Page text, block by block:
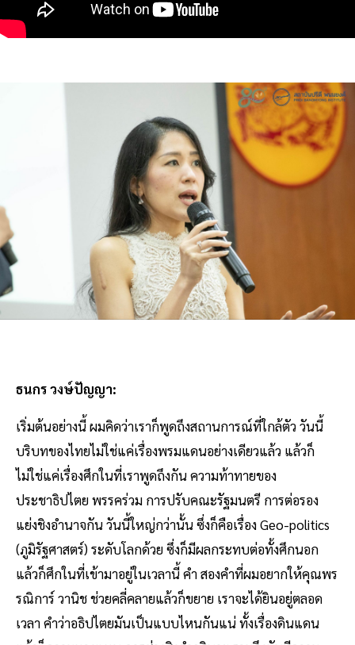
ธนกร วงษ์ปัญญา:
เริ่มต้นอย่างนี้ ผมคิดว่าเราก็พูดถึงสถานการณ์ที่ใกล้ตัว วันนี้
บริบทของไทยไม่ใช่แค่เรื่องพรมแดนอย่างเดียวแล้ว แล้วก็
ไม่ใช่แค่เรื่องศึกในที่เราพูดถึงกัน ความท้าทายของ
ประชาธิปไตย พรรคร่วม การปรับคณะรัฐมนตรี การต่อรอง
แย่งชิงอํานาจกัน วันนี้ใหญ่กว่านั้น ซึ่งก็คือเรื่อง Geo-politics
(ภูมิรัฐศาสตร์) ระดับโลกด้วย ซึ่งก็มีผลกระทบต่อทั้งศึกนอก
แล้วก็ศึกในที่เข้ามาอยู่ในเวลานี้ คํา สองคําที่ผมอยากให้คุณพร
รณิการ์ วานิช ช่วยคลี่คลายแล้วก็ขยาย เราจะได้ยินอยู่ตลอด
เวลา คําว่าอธิปไตยมันเป็นแบบไหนกันแน่ ทั้งเรื่องดินแดน